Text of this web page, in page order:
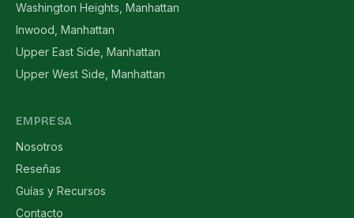
Washington Heights, Manhattan
Inwood, Manhattan
Upper East Side, Manhattan
Upper West Side, Manhattan
EMPRESA
Nosotros
Reseñas
Guías y Recursos
Contacto